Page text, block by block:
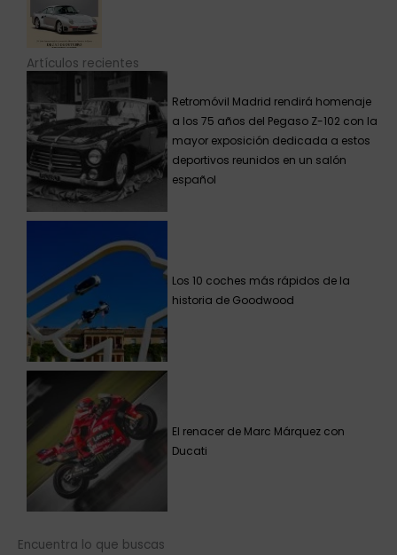
Artículos recientes
Retromóvil Madrid rendirá homenaje
a los 75 años del Pegaso Z-102 con la
mayor exposición dedicada a estos
deportivos reunidos en un salón
español
Los 10 coches más rápidos de la
historia de Goodwood
El renacer de Marc Márquez con
Ducati
Encuentra lo que buscas